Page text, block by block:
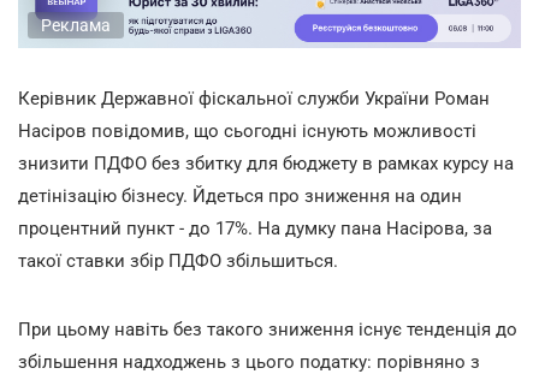
Реклама
Керівник Державної фіскальної служби України Роман
Насіров повідомив, що сьогодні існують можливості
знизити ПДФО без збитку для бюджету в рамках курсу на
детінізацію бізнесу. Йдеться про зниження на один
процентний пункт - до 17%. На думку пана Насірова, за
такої ставки збір ПДФО збільшиться.
При цьому навіть без такого зниження існує тенденція до
збільшення надходжень з цього податку: порівняно з